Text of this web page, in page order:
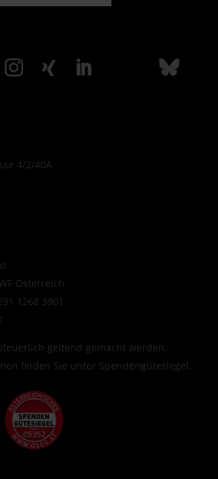
4/2/40A
Österreich
1268 3901
geltend gemacht werden.
finden Sie unter Spendengütesiegel